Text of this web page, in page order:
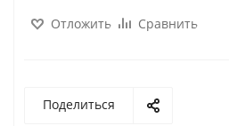
Отложить Сравнить
Поделиться